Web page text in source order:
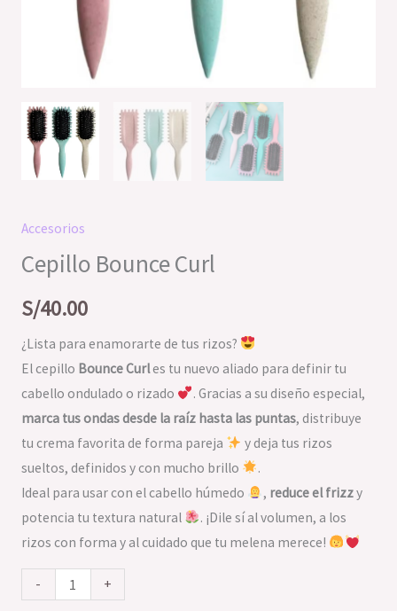
Accesorios
Cepillo Bounce Curl
S/40.00
¿Lista para enamorarte de tus rizos?
El cepillo Bounce Curles tu nuevo aliado para definir tu
cabello ondulado o rizado
. Gracias a su diseño especial,
marca tus ondas desde la raíz hasta las puntas, distribuye
tu crema favorita de forma pareja
y deja tus rizos
sueltos, definidos y con mucho brillo
.
Ideal para usar con el cabello húmedo
, reduce el frizzy
potencia tu textura natural
. ¡Dile sí al volumen, a los
rizos con forma y al cuidado que tu melena merece!
- +